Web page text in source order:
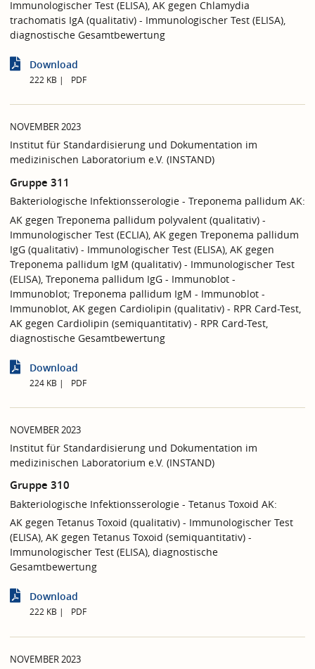
Immunologischer Test (ELISA), AK gegen Chlamydia
trachomatis IgA (qualitativ) - Immunologischer Test (ELISA),
diagnostische Gesamtbewertung
Download
222 KB PDF
NOVEMBER 2023
Institut für Standardisierung und Dokumentation im
medizinischen Laboratorium e.V. (INSTAND)
Gruppe 311
Bakteriologische Infektionsserologie - Treponema pallidum AK:
AK gegen Treponema pallidum polyvalent (qualitativ) -
Immunologischer Test (ECLIA), AK gegen Treponema pallidum
IgG (qualitativ) - Immunologischer Test (ELISA), AK gegen
Treponema pallidum IgM (qualitativ) - Immunologischer Test
(ELISA), Treponema pallidum IgG - Immunoblot -
Immunoblot; Treponema pallidum IgM - Immunoblot -
Immunoblot, AK gegen Cardiolipin (qualitativ) - RPR Card-Test,
AK gegen Cardiolipin (semiquantitativ) - RPR Card-Test,
diagnostische Gesamtbewertung
Download
224 KB PDF
NOVEMBER 2023
Institut für Standardisierung und Dokumentation im
medizinischen Laboratorium e.V. (INSTAND)
Gruppe 310
Bakteriologische Infektionsserologie - Tetanus Toxoid AK:
AK gegen Tetanus Toxoid (qualitativ) - Immunologischer Test
(ELISA), AK gegen Tetanus Toxoid (semiquantitativ) -
Immunologischer Test (ELISA), diagnostische
Gesamtbewertung
Download
222 KB PDF
NOVEMBER 2023